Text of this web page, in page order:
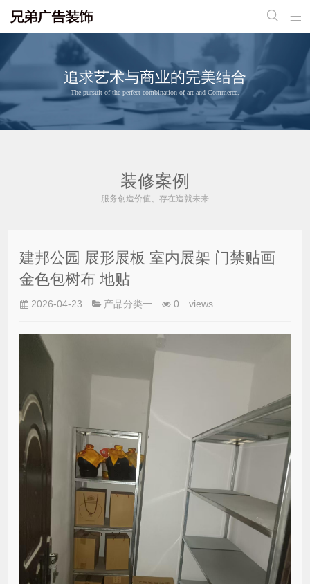


追求艺术与商业的完美结合
The pursuit of the perfect combination of art and Commerce.
装修案例
服务创造价值、存在造就未来
建邦公园 展形展板 室内展架 门禁贴画
金色包树布 地贴
2026-04-23 产品分类一 0 views